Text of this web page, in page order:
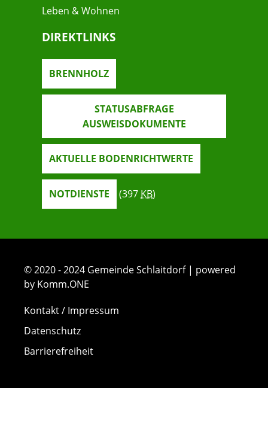
Leben & Wohnen
DIREKTLINKS
BRENNHOLZ
STATUSABFRAGE
AUSWEISDOKUMENTE
AKTUELLE BODENRICHTWERTE
NOTDIENSTE (397 KB)
© 2020 - 2024 Gemeinde Schlaitdorf | powered
by Komm.ONE
Kontakt / Impressum
Datenschutz
Barrierefreiheit